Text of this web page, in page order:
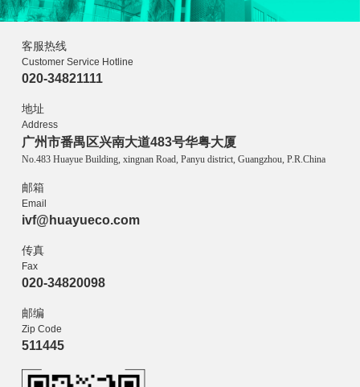
客服热线
Customer Service Hotline
020-34821111
地址
Address
广州市番禺区兴南大道483号华粤大厦
No.483 Huayue Building, xingnan Road, Panyu district, Guangzhou, P.R.China
邮箱
Email
ivf@huayueco.com
传真
Fax
020-34820098
邮编
Zip Code
511445